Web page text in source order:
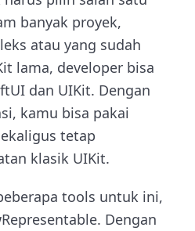
banyak proyek,
atau yang sudah
lama, developer bisa
dan UIKit. Dengan
kamu bisa pakai
tetap
klasik UIKit.
tools untuk ini,
Dengan